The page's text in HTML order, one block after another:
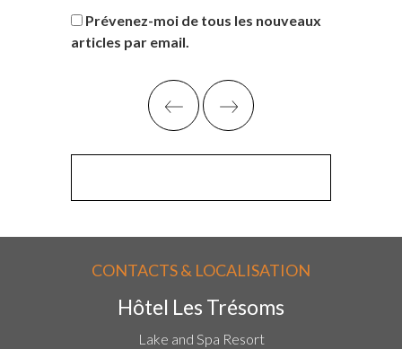
Prévenez-moi de tous les nouveaux
articles par email.
CONTACTS & LOCALISATION
Hôtel Les Trésoms
Lake and Spa Resort